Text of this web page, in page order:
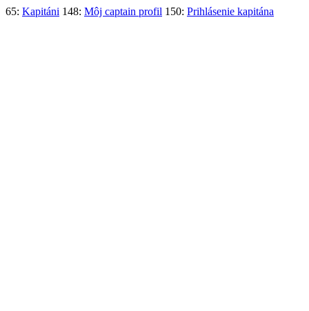
65: Kapitáni 148: Môj captain profil 150: Prihlásenie kapitána